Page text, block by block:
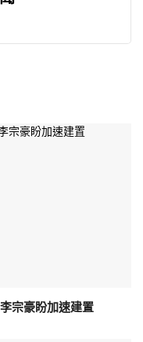
宗豪盼加速建置